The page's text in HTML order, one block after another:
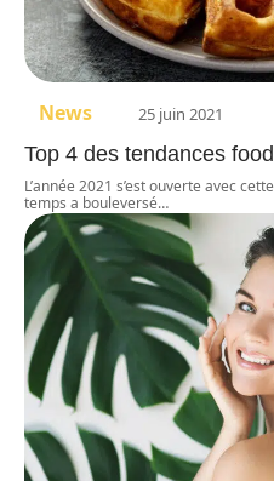
News 25 juin 2021
Top 4 des tendances
L’année 2021 s’est ouverte avec
temps a bouleversé…